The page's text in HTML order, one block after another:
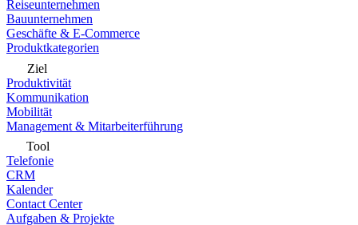
Reiseunternehmen
Bauunternehmen
Geschäfte & E-Commerce
Produktkategorien
Ziel
Produktivität
Kommunikation
Mobilität
Management & Mitarbeiterführung
Tool
Telefonie
CRM
Kalender
Contact Center
Aufgaben & Projekte